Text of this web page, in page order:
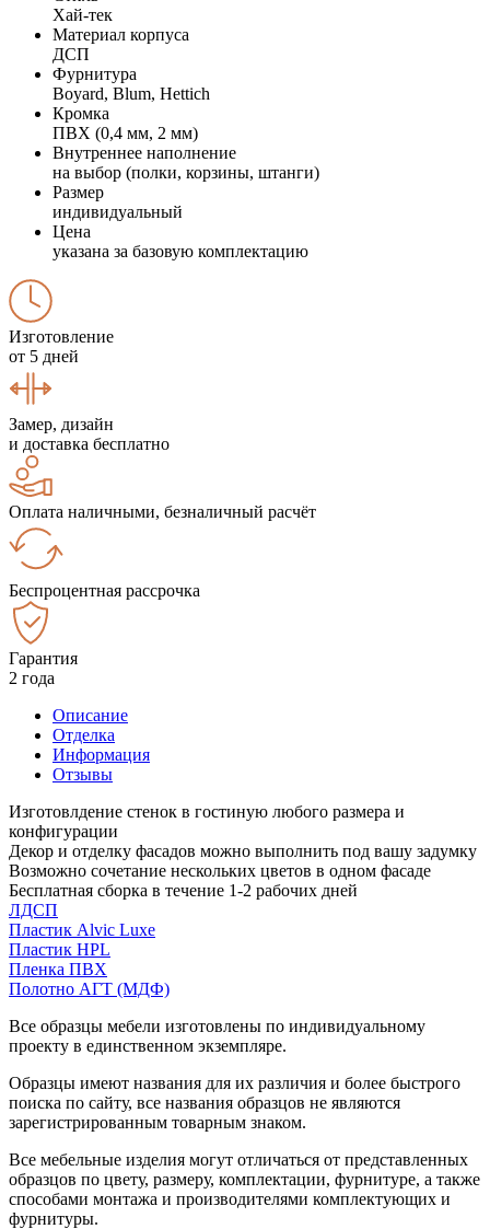
Хай-тек
Материал корпуса
ДСП
Фурнитура
Boyard, Blum, Hettich
Кромка
ПВХ (0,4 мм, 2 мм)
Внутреннее наполнение
на выбор (полки, корзины, штанги)
Размер
индивидуальный
Цена
указана за базовую комплектацию
Изготовление
от 5 дней
Замер, дизайн
и доставка бесплатно
Оплата наличными, безналичный расчёт
Беспроцентная рассрочка
Гарантия
2 года
Описание
Отделка
Информация
Отзывы
Изготовлдение стенок в гостиную любого размера и
конфигурации
Декор и отделку фасадов можно выполнить под вашу задумку
Возможно сочетание нескольких цветов в одном фасаде
Бесплатная сборка в течение 1-2 рабочих дней
ЛДСП
Пластик Alvic Luxe
Пластик HPL
Пленка ПВХ
Полотно АГТ (МДФ)
Все образцы мебели изготовлены по индивидуальному
проекту в единственном экземпляре.
Образцы имеют названия для их различия и более быстрого
поиска по сайту, все названия образцов не являются
зарегистрированным товарным знаком.
Все мебельные изделия могут отличаться от представленных
образцов по цвету, размеру, комплектации, фурнитуре, а также
способами монтажа и производителями комплектующих и
фурнитуры.